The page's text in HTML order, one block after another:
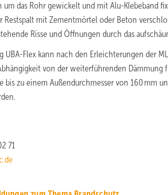
um das Rohr gewickelt und mit Alu-Klebeband
Restspalt mit Zementmörtel oder Beton
Risse und Öffnungen durch das
UBA-Flex kann nach den Erleichterungen der
von der weiterführenden
bis zu einem Außendurchmesser von 160 mm
71